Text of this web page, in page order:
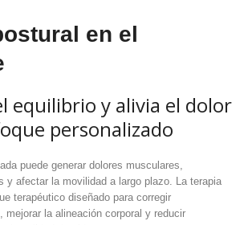
en el
equilibrio y alivia el dolor
personalizado
puede generar dolores musculares,
y afectar la movilidad a largo plazo. La terapia
terapéutico diseñado para corregir
mejorar la alineación corporal y reducir